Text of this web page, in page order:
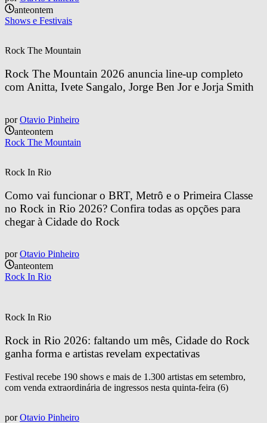
anteontem
Shows e Festivais
Rock The Mountain
Rock The Mountain 2026 anuncia line-up completo
com Anitta, Ivete Sangalo, Jorge Ben Jor e Jorja Smith
por Otavio Pinheiro
anteontem
Rock The Mountain
Rock In Rio
Como vai funcionar o BRT, Metrô e o Primeira Classe
no Rock in Rio 2026? Confira todas as opções para
chegar à Cidade do Rock
por Otavio Pinheiro
anteontem
Rock In Rio
Rock In Rio
Rock in Rio 2026: faltando um mês, Cidade do Rock
ganha forma e artistas revelam expectativas
Festival recebe 190 shows e mais de 1.300 artistas em setembro,
com venda extraordinária de ingressos nesta quinta-feira (6)
por Otavio Pinheiro